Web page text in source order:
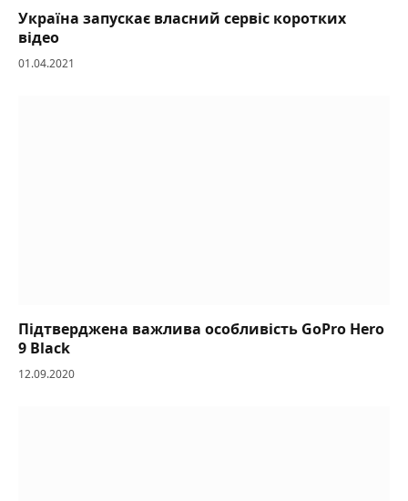
Україна запускає власний сервіс коротких
відео
01.04.2021
Підтверджена важлива особливість GoPro Hero
9 Black
12.09.2020